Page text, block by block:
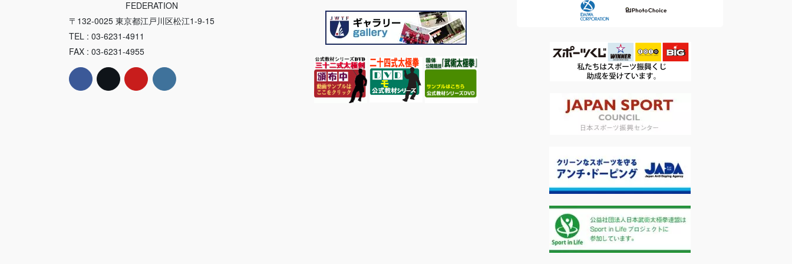
FEDERATION
〒132-0025 東京都江戸川区松江1-9-15
TEL : 03-6231-4911
FAX : 03-6231-4955